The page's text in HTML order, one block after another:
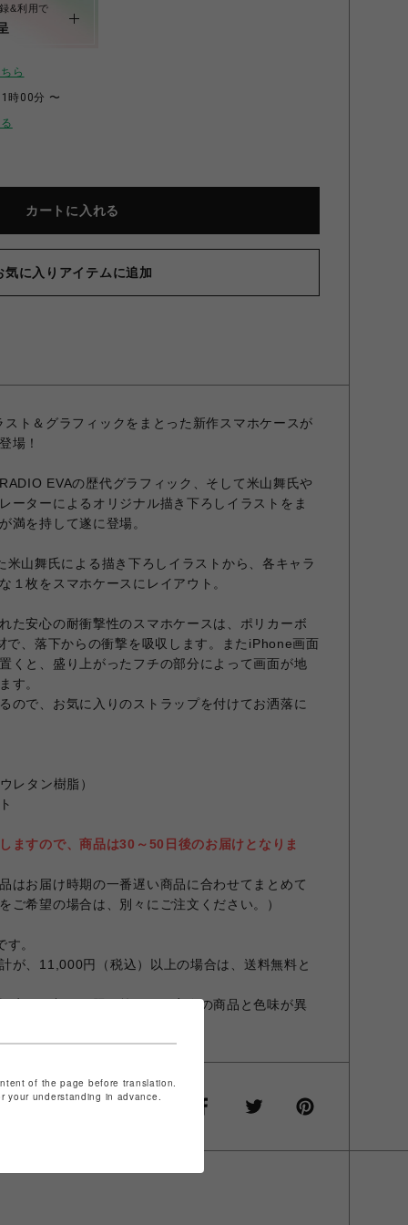
&利用で
ら
時00分 〜
カートに入れる
気に入りアイテムに追加
ト＆グラフィックをまとった新作スマホケースが
場！
EVAの歴代グラフィック、そして米山舞氏や
ーターによるオリジナル描き下ろしイラストをま
満を持して遂に登場。
山舞氏による描き下ろしイラストから、各キャラ
１枚をスマホケースにレイアウト。
た安心の耐衝撃性のスマホケースは、ポリカーボ
で、落下からの衝撃を吸収します。またiPhone画面
くと、盛り上がったフチの部分によって画面が地
す。
ので、お気に入りのストラップを付けてお洒落に
レタン樹脂）
ますので、商品は30～50日後のお届けとなりま
はお届け時期の一番遅い商品に合わせてまとめて
ご希望の場合は、別々にご注文ください。）
。
が、11,000円（税込）以上の場合は、送料無料と
定やお部屋の照明等により実際の商品と色味が異
of the page before translation.
your understanding in advance.